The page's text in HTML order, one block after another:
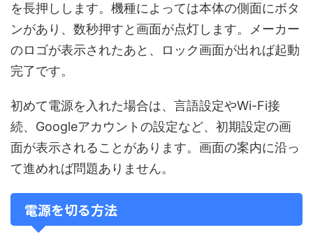
を長押しします。機種によっては本体の側面にボタ
ンがあり、数秒押すと画面が点灯します。メーカー
のロゴが表示されたあと、ロック画面が出れば起動
完了です。
初めて電源を入れた場合は、言語設定やWi-Fi接
続、Googleアカウントの設定など、初期設定の画
面が表示されることがあります。画面の案内に沿っ
て進めれば問題ありません。
電源を切る方法